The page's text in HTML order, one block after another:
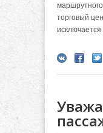
торговый